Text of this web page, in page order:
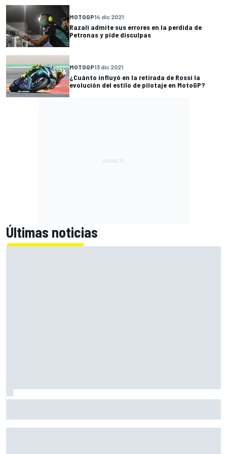
MOTOGP14 dic 2021
Razali admite sus errores en la perdida de
Petronas y pide disculpas
MOTOGP13 dic 2021
¿Cuánto influyó en la retirada de Rossi la
evolución del estilo de pilotaje en MotoGP?
Últimas noticias